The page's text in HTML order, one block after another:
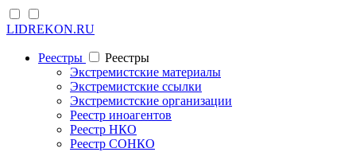
LIDREKON.RU
Реестры
Реестры
Экстремистские материалы
Экстремистские ссылки
Экстремистские организации
Реестр иноагентов
Реестр НКО
Реестр СОНКО